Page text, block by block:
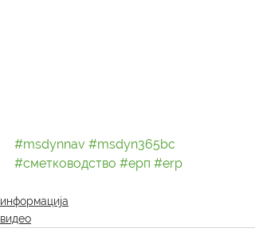
#msdynnav #msdyn365bc
#сметководство #ерп #erp
информација
видео